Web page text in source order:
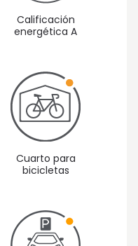
Calificación
energética A
Cuarto para
bicicletas